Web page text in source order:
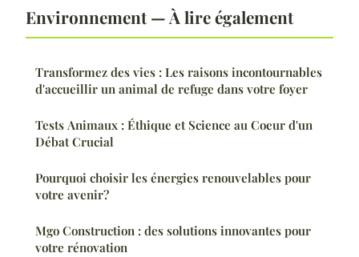
Environnement — À lire également
Transformez des vies : Les raisons incontournables
d'accueillir un animal de refuge dans votre foyer
Tests Animaux : Éthique et Science au Coeur d'un
Débat Crucial
Pourquoi choisir les énergies renouvelables pour
votre avenir?
Mgo Construction : des solutions innovantes pour
votre rénovation